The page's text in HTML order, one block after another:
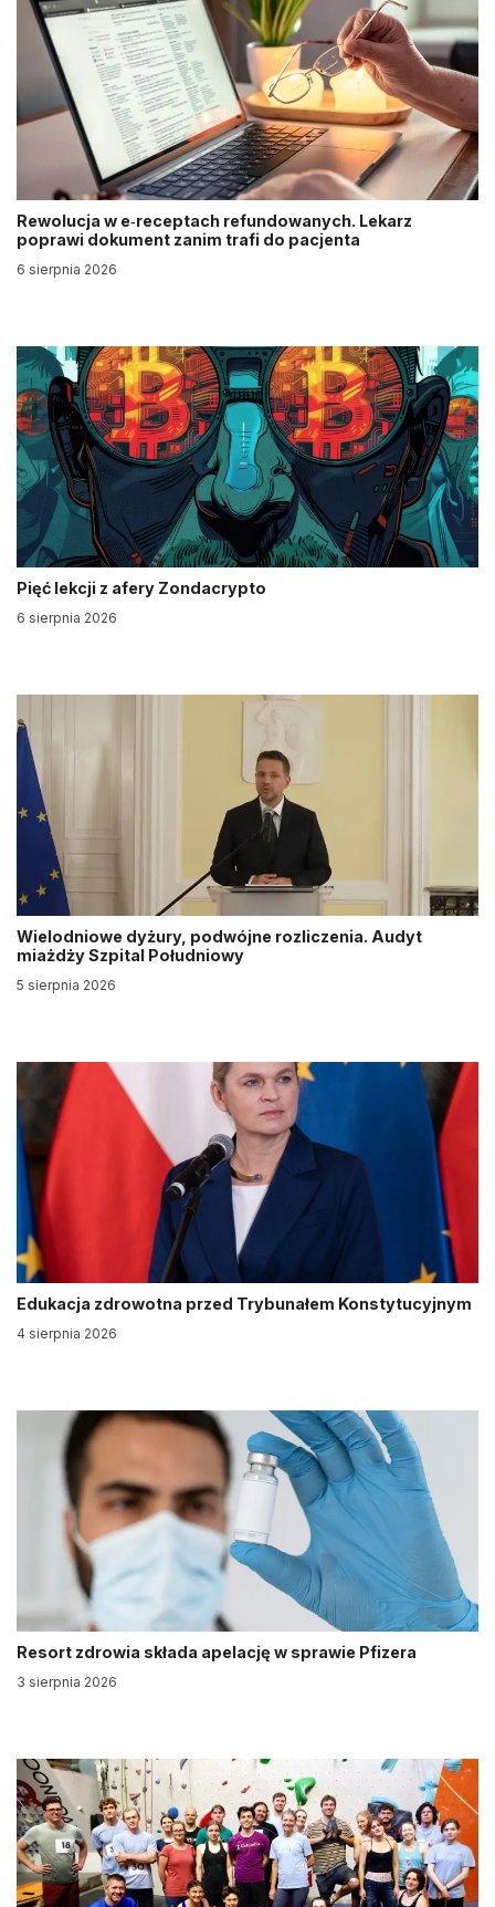
Rewolucja w e‑receptach refundowanych. Lekarz
poprawi dokument zanim trafi do pacjenta
6 sierpnia 2026
Pięć lekcji z afery Zondacrypto
6 sierpnia 2026
Wielodniowe dyżury, podwójne rozliczenia. Audyt
miażdży Szpital Południowy
5 sierpnia 2026
Edukacja zdrowotna przed Trybunałem Konstytucyjnym
4 sierpnia 2026
Resort zdrowia składa apelację w sprawie Pfizera
3 sierpnia 2026